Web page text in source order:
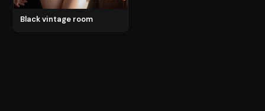
Black vintage room